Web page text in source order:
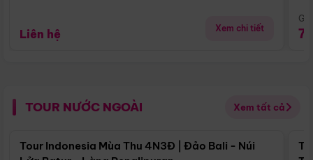
Liên hệ Xem chi tiết
TOUR NƯỚC NGOÀI Xem tất cả
Điểm nổi bật
Tour Indonesia Mùa Thu 4N3Đ | Đảo Bali - Núi